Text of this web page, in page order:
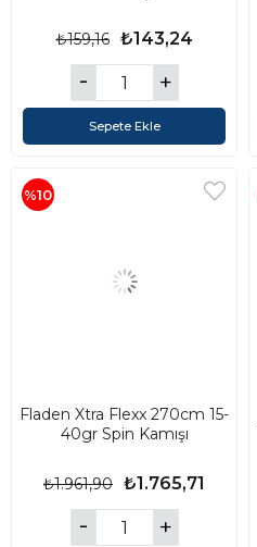
₺143,24
₺159,16
Sepete Ekle
Fladen Xtra Flexx 270cm 15-
40gr Spin Kamışı
₺1.765,71
₺1.961,90
%10